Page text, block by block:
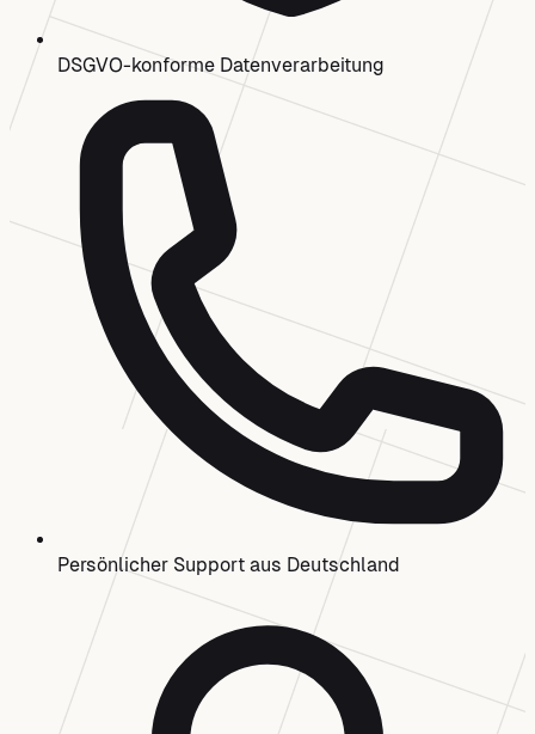
DSGVO-konforme Datenverarbeitung
Persönlicher Support aus Deutschland